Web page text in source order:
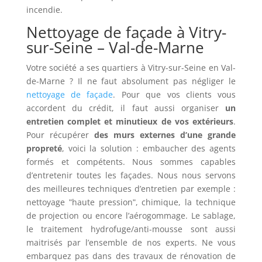
incendie.
Nettoyage de façade à Vitry-
sur-Seine – Val-de-Marne
Votre société a ses quartiers à Vitry-sur-Seine en Val-
de-Marne ? Il ne faut absolument pas négliger le
nettoyage de façade. Pour que vos clients vous
accordent du crédit, il faut aussi organiser un
entretien complet et minutieux de vos extérieurs.
Pour récupérer des murs externes d’une grande
propreté, voici la solution : embaucher des agents
formés et compétents. Nous sommes capables
d’entretenir toutes les façades. Nous nous servons
des meilleures techniques d’entretien par exemple :
nettoyage ʺhaute pressionʺ, chimique, la technique
de projection ou encore l’aérogommage. Le sablage,
le traitement hydrofuge/anti-mousse sont aussi
maitrisés par l’ensemble de nos experts. Ne vous
embarquez pas dans des travaux de rénovation de